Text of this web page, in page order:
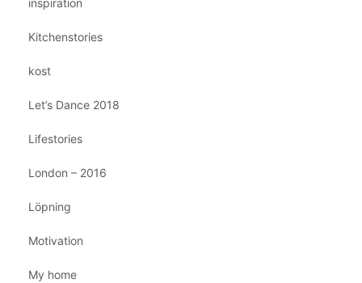
inspiration
Kitchenstories
kost
Let’s Dance 2018
Lifestories
London – 2016
Löpning
Motivation
My home